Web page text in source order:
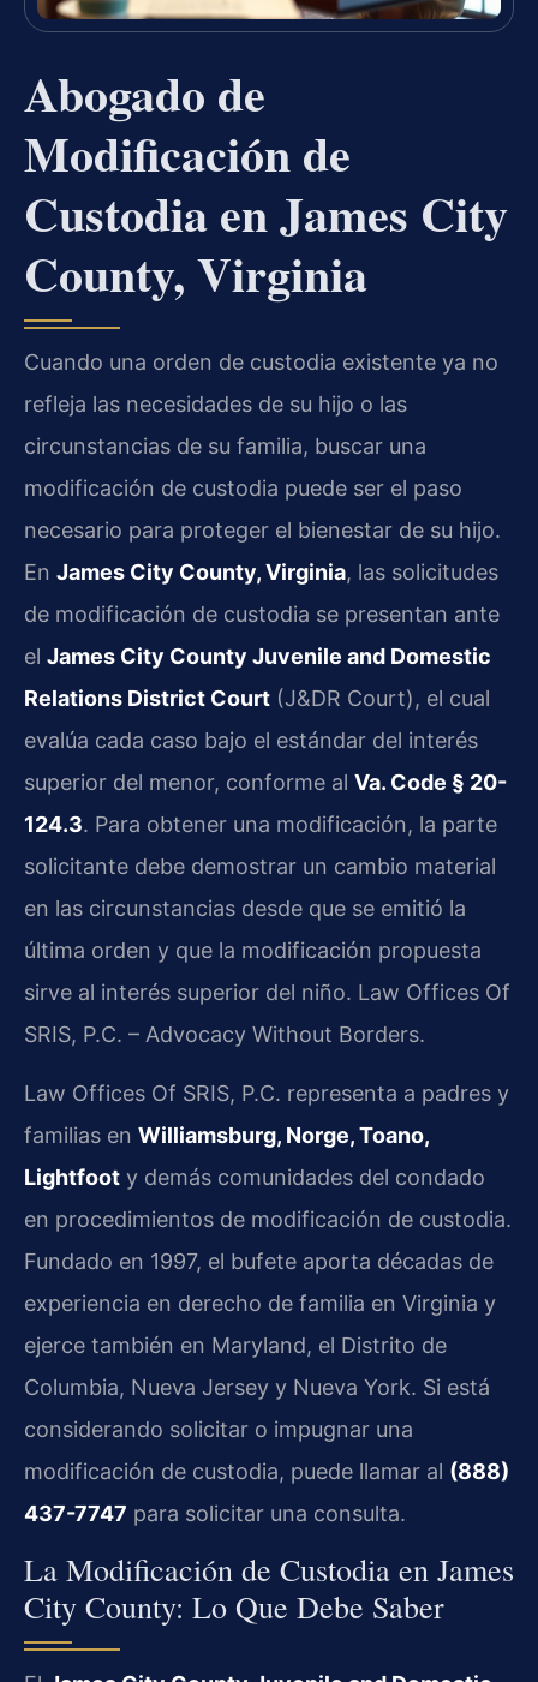
Abogado de
Modificación de
Custodia en James City
County, Virginia
Cuando una orden de custodia existente ya no
refleja las necesidades de su hijo o las
circunstancias de su familia, buscar una
modificación de custodia puede ser el paso
necesario para proteger el bienestar de su hijo.
En James City County, Virginia, las solicitudes
de modificación de custodia se presentan ante
el James City County Juvenile and Domestic
Relations District Court (J&DR Court), el cual
evalúa cada caso bajo el estándar del interés
superior del menor, conforme al Va. Code § 20-
124.3. Para obtener una modificación, la parte
solicitante debe demostrar un cambio material
en las circunstancias desde que se emitió la
última orden y que la modificación propuesta
sirve al interés superior del niño. Law Offices Of
SRIS, P.C. – Advocacy Without Borders.
Law Offices Of SRIS, P.C. representa a padres y
familias en Williamsburg, Norge, Toano,
Lightfoot y demás comunidades del condado
en procedimientos de modificación de custodia.
Fundado en 1997, el bufete aporta décadas de
experiencia en derecho de familia en Virginia y
ejerce también en Maryland, el Distrito de
Columbia, Nueva Jersey y Nueva York. Si está
considerando solicitar o impugnar una
modificación de custodia, puede llamar al (888)
437-7747 para solicitar una consulta.
La Modificación de Custodia en James
City County: Lo Que Debe Saber